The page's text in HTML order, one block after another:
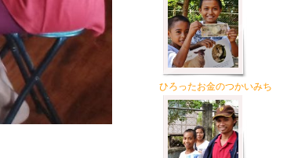
ひろったお金のつかいみち